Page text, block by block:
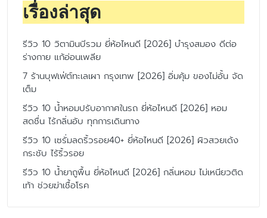
เรื่องล่าสุด
รีวิว 10 วิตามินบีรวม ยี่ห้อไหนดี [2026] บำรุงสมอง ดีต่อ
ร่างกาย แก้อ่อนเพลีย
7 ร้านบุฟเฟ่ต์ทะเลเผา กรุงเทพ [2026] อิ่มคุ้ม ของไม่อั้น จัด
เต็ม
รีวิว 10 น้ำหอมปรับอากาศในรถ ยี่ห้อไหนดี [2026] หอม
สดชื่น ไร้กลิ่นอับ ทุกการเดินทาง
รีวิว 10 เซรั่มลดริ้วรอย40+ ยี่ห้อไหนดี [2026] ผิวสวยเด้ง
กระชับ ไร้ริ้วรอย
รีวิว 10 น้ำยาถูพื้น ยี่ห้อไหนดี [2026] กลิ่นหอม ไม่เหนียวติด
เท้า ช่วยฆ่าเชื้อโรค